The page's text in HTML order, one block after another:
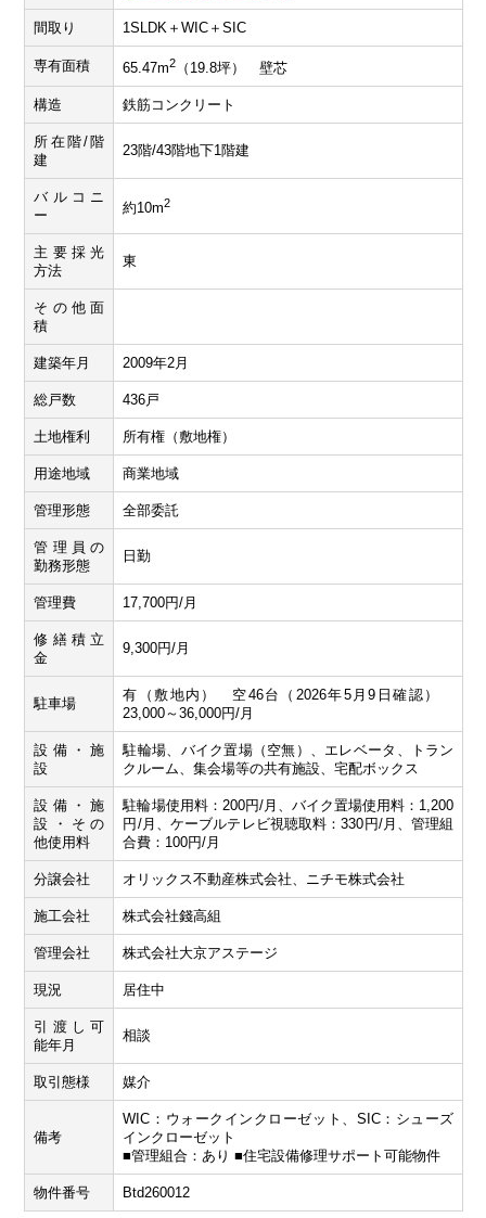
間取り 1SLDK＋WIC＋SIC
専有面積 65.47m2 （19.8坪） 壁芯
構造 鉄筋コンクリート
所在階/階
建
23階/43階地下1階建
バルコニ
ー
約10m2
主要採光
方法
東
その他面
積
建築年月 2009年2月
総戸数 436戸
土地権利 所有権（敷地権）
用途地域 商業地域
管理形態 全部委託
管理員の
勤務形態
日勤
管理費 17,700円/月
修繕積立
金
9,300円/月
駐車場
有（敷地内） 空46台（2026年5月9日確認）
23,000～36,000円/月
設備・施
設
駐輪場、バイク置場（空無）、エレベータ、トラン
クルーム、集会場等の共有施設、宅配ボックス
設備・施
設・その
他使用料
駐輪場使用料：200円/月、バイク置場使用料：1,200
円/月、ケーブルテレビ視聴取料：330円/月、管理組
合費：100円/月
分譲会社 オリックス不動産株式会社、ニチモ株式会社
施工会社 株式会社錢高組
管理会社 株式会社大京アステージ
現況 居住中
引渡し可
能年月
相談
取引態様 媒介
備考
WIC：ウォークインクローゼット、SIC：シューズ
インクローゼット
■管理組合：あり ■住宅設備修理サポート可能物件
物件番号 Btd260012